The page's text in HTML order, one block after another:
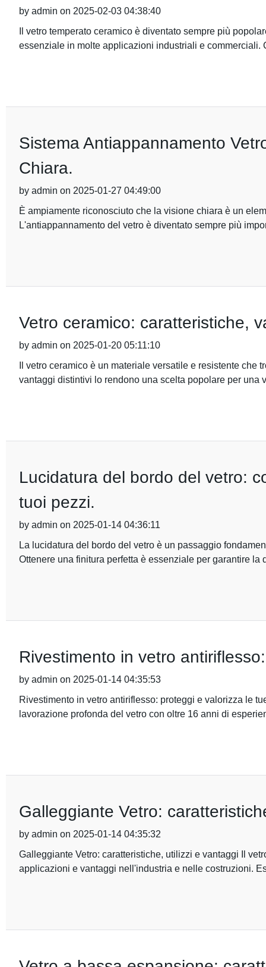
by admin on 2025-02-03 04:38:40
Il vetro temperato ceramico è diventato sempre più
essenziale in molte applicazioni industriali e commerciali.
Sistema Antiappannamento
Chiara.
by admin on 2025-01-27 04:49:00
È ampiamente riconosciuto che la visione chiara è un
L'antiappannamento del vetro è diventato sempre più
Vetro ceramico: caratteristiche,
by admin on 2025-01-20 05:11:10
Il vetro ceramico è un materiale versatile e resistente
vantaggi distintivi lo rendono una scelta popolare per una
Lucidatura del bordo del vetro:
tuoi pezzi.
by admin on 2025-01-14 04:36:11
La lucidatura del bordo del vetro è un passaggio
Ottenere una finitura perfetta è essenziale per garantire la
Rivestimento in vetro
by admin on 2025-01-14 04:35:53
Rivestimento in vetro antiriflesso: proteggi e valorizza le
lavorazione profonda del vetro con oltre 16 anni di
Galleggiante Vetro:
by admin on 2025-01-14 04:35:32
Galleggiante Vetro: caratteristiche, utilizzi e vantaggi Il
applicazioni e vantaggi nell'industria e nelle costruzioni.